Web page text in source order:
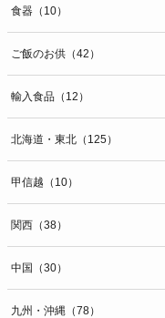
食器（10）
ご飯のお供（42）
輸入食品（12）
北海道・東北（125）
甲信越（10）
関西（38）
中国（30）
九州・沖縄（78）